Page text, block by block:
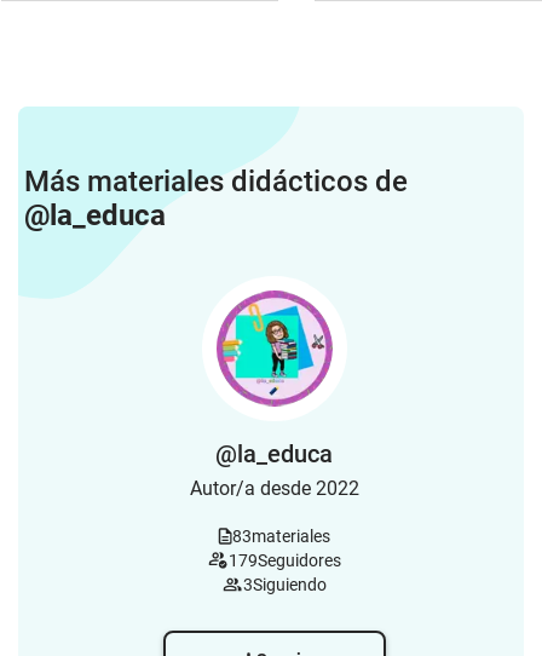
Más materiales didácticos de
@la_educa
@la_educa
Autor/a desde 2022
83materiales
179Seguidores
3Siguiendo